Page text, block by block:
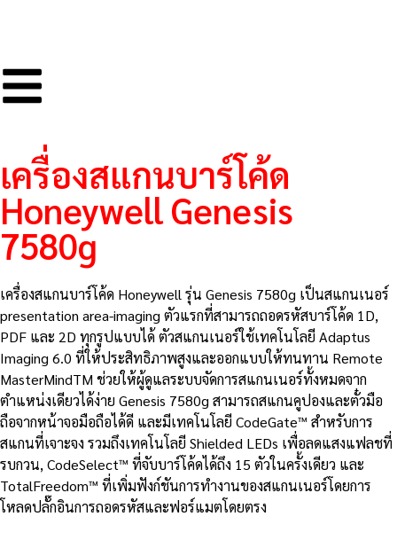
เครื่องสแกนบาร์โค้ด
Honeywell Genesis
7580g
เครื่องสแกนบาร์โค้ด Honeywell รุ่น Genesis 7580g เป็นสแกนเนอร์
presentation area-imaging ตัวแรกที่สามารถถอดรหัสบาร์โค้ด 1D,
PDF และ 2D ทุกรูปแบบได้ ตัวสแกนเนอร์ใช้เทคโนโลยี Adaptus
Imaging 6.0 ที่ให้ประสิทธิภาพสูงและออกแบบให้ทนทาน Remote
MasterMindTM ช่วยให้ผู้ดูแลระบบจัดการสแกนเนอร์ทั้งหมดจาก
ตำแหน่งเดียวได้ง่าย Genesis 7580g สามารถสแกนคูปองและตั๋วมือ
ถือจากหน้าจอมือถือได้ดี และมีเทคโนโลยี CodeGate™ สำหรับการ
สแกนที่เจาะจง รวมถึงเทคโนโลยี Shielded LEDs เพื่อลดแสงแฟลชที่
รบกวน, CodeSelect™ ที่จับบาร์โค้ดได้ถึง 15 ตัวในครั้งเดียว และ
TotalFreedom™ ที่เพิ่มฟังก์ชันการทำงานของสแกนเนอร์โดยการ
โหลดปลั๊กอินการถอดรหัสและฟอร์แมตโดยตรง